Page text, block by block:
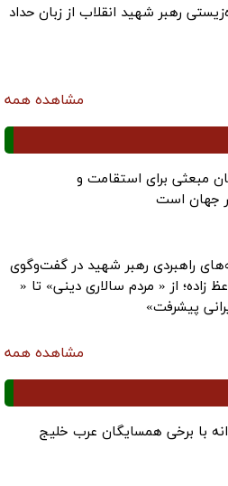
رهبر شهید انقلاب از زبان حداد
مشاهده همه
مبعثی برای استقامت و
جهان است
راهبردی رهبر شهید در گفت‌وگوی
زاده؛ از « مردم سالاری دینی» تا «
پیشرفت»
مشاهده همه
با برخی همسایگان عرب خلیج